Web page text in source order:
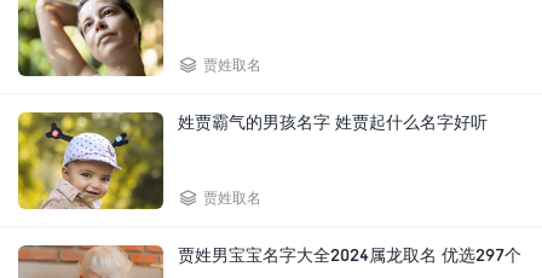
 贾姓取名
姓贾霸气的男孩名字 姓贾起什么名字好听
 贾姓取名
贾姓男宝宝名字大全2024属龙取名 优选297个